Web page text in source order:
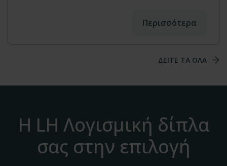
Περισσότερα
ΔΕΙΤΕ ΤΑ ΟΛΑ
Η LH Λογισμική δίπλα
σας στην επιλογή